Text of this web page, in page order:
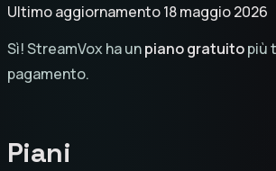
Ultimo aggiornamento 18 maggio 2026
Sì! StreamVox ha unpiano gratuitopiù
pagamento.
Piani